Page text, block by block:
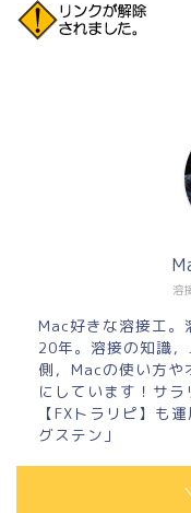
溶
Mac好きな溶接工
20年。溶接の知識
側，Macの使い方や
にしています！サ
【FXトラリピ】も
グステン」